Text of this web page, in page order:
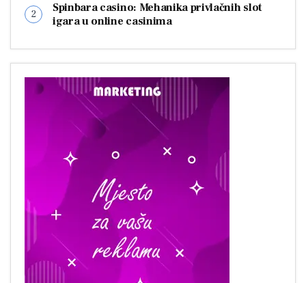
Spinbara casino: Mehanika privlačnih slot
igara u online casinima